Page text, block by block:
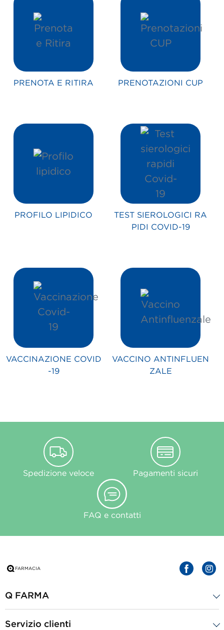
PRENOTA E RITIRA PRENOTAZIONI CUP
PROFILO LIPIDICO
TEST SIEROLOGICI RA
PIDI COVID-19
VACCINAZIONE COVID
-19
VACCINO ANTINFLUEN
ZALE
Spedizione veloce Pagamenti sicuri
FAQ e contatti
Q FARMA
Servizio clienti